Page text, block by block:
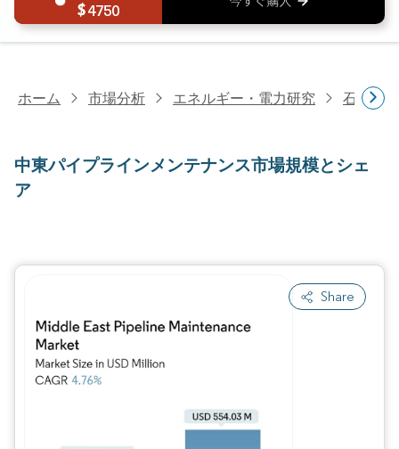
4750
ホーム 市場分析 エネルギー・電力研究 石油・
中東パイプラインメンテナンス市場規模とシェ
ア
Share